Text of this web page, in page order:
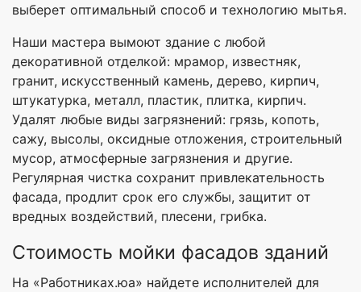
выберет оптимальный способ и технологию мытья.
Наши мастера вымоют здание с любой
декоративной отделкой: мрамор, известняк,
гранит, искусственный камень, дерево, кирпич,
штукатурка, металл, пластик, плитка, кирпич.
Удалят любые виды загрязнений: грязь, копоть,
сажу, высолы, оксидные отложения, строительный
мусор, атмосферные загрязнения и другие.
Регулярная чистка сохранит привлекательность
фасада, продлит срок его службы, защитит от
вредных воздействий, плесени, грибка.
Стоимость мойки фасадов зданий
На «Работниках.юа» найдете исполнителей для